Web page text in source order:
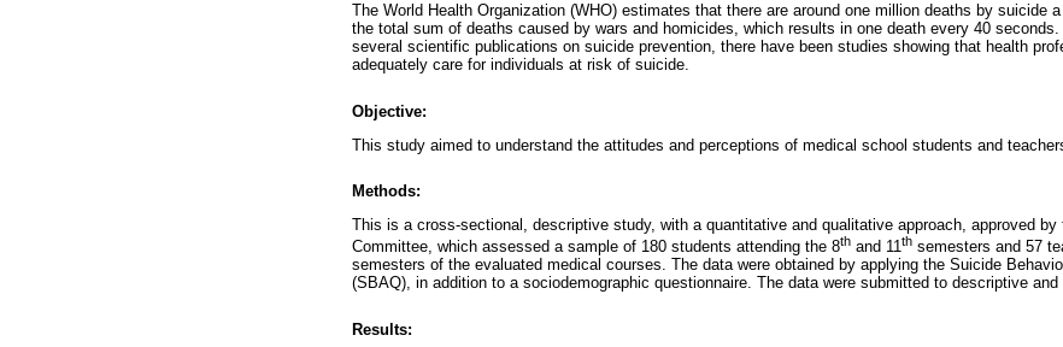
The World Health Organization (WHO) estimates that there are around one million deaths by suicide
the total sum of deaths caused by wars and homicides, which results in one death every 40
several scientific publications on suicide prevention, there have been studies showing that health
adequately care for individuals at risk of suicide.
Objective:
This study aimed to understand the attitudes and perceptions of medical school students and
Methods:
This is a cross-sectional, descriptive study, with a quantitative and qualitative approach, approved by
Committee, which assessed a sample of 180 students attending the 8th and 11th semesters and 57
semesters of the evaluated medical courses. The data were obtained by applying the Suicide
(SBAQ), in addition to a sociodemographic questionnaire. The data were submitted to descriptive
Results: